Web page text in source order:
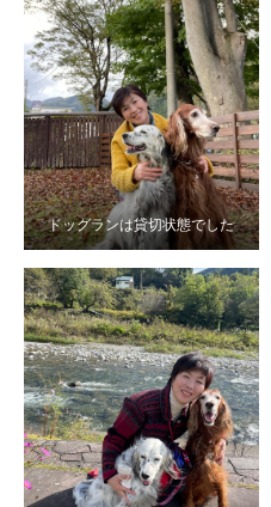
ドッグランは貸切状態でした